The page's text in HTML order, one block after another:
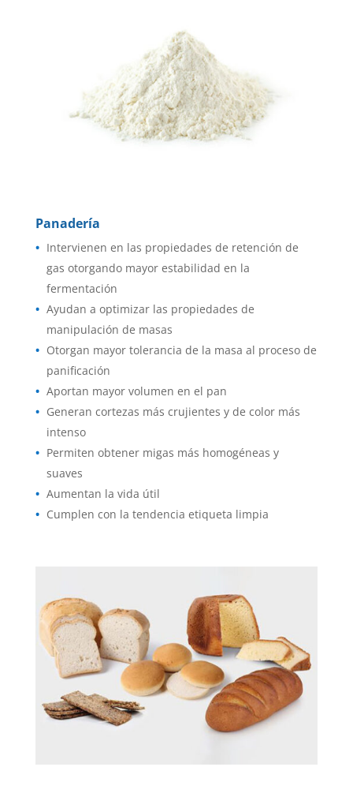
Panadería
Intervienen en las propiedades de retención de
gas otorgando mayor estabilidad en la
fermentación
Ayudan a optimizar las propiedades de
manipulación de masas
Otorgan mayor tolerancia de la masa al proceso de
panificación
Aportan mayor volumen en el pan
Generan cortezas más crujientes y de color más
intenso
Permiten obtener migas más homogéneas y
suaves
Aumentan la vida útil
Cumplen con la tendencia etiqueta limpia